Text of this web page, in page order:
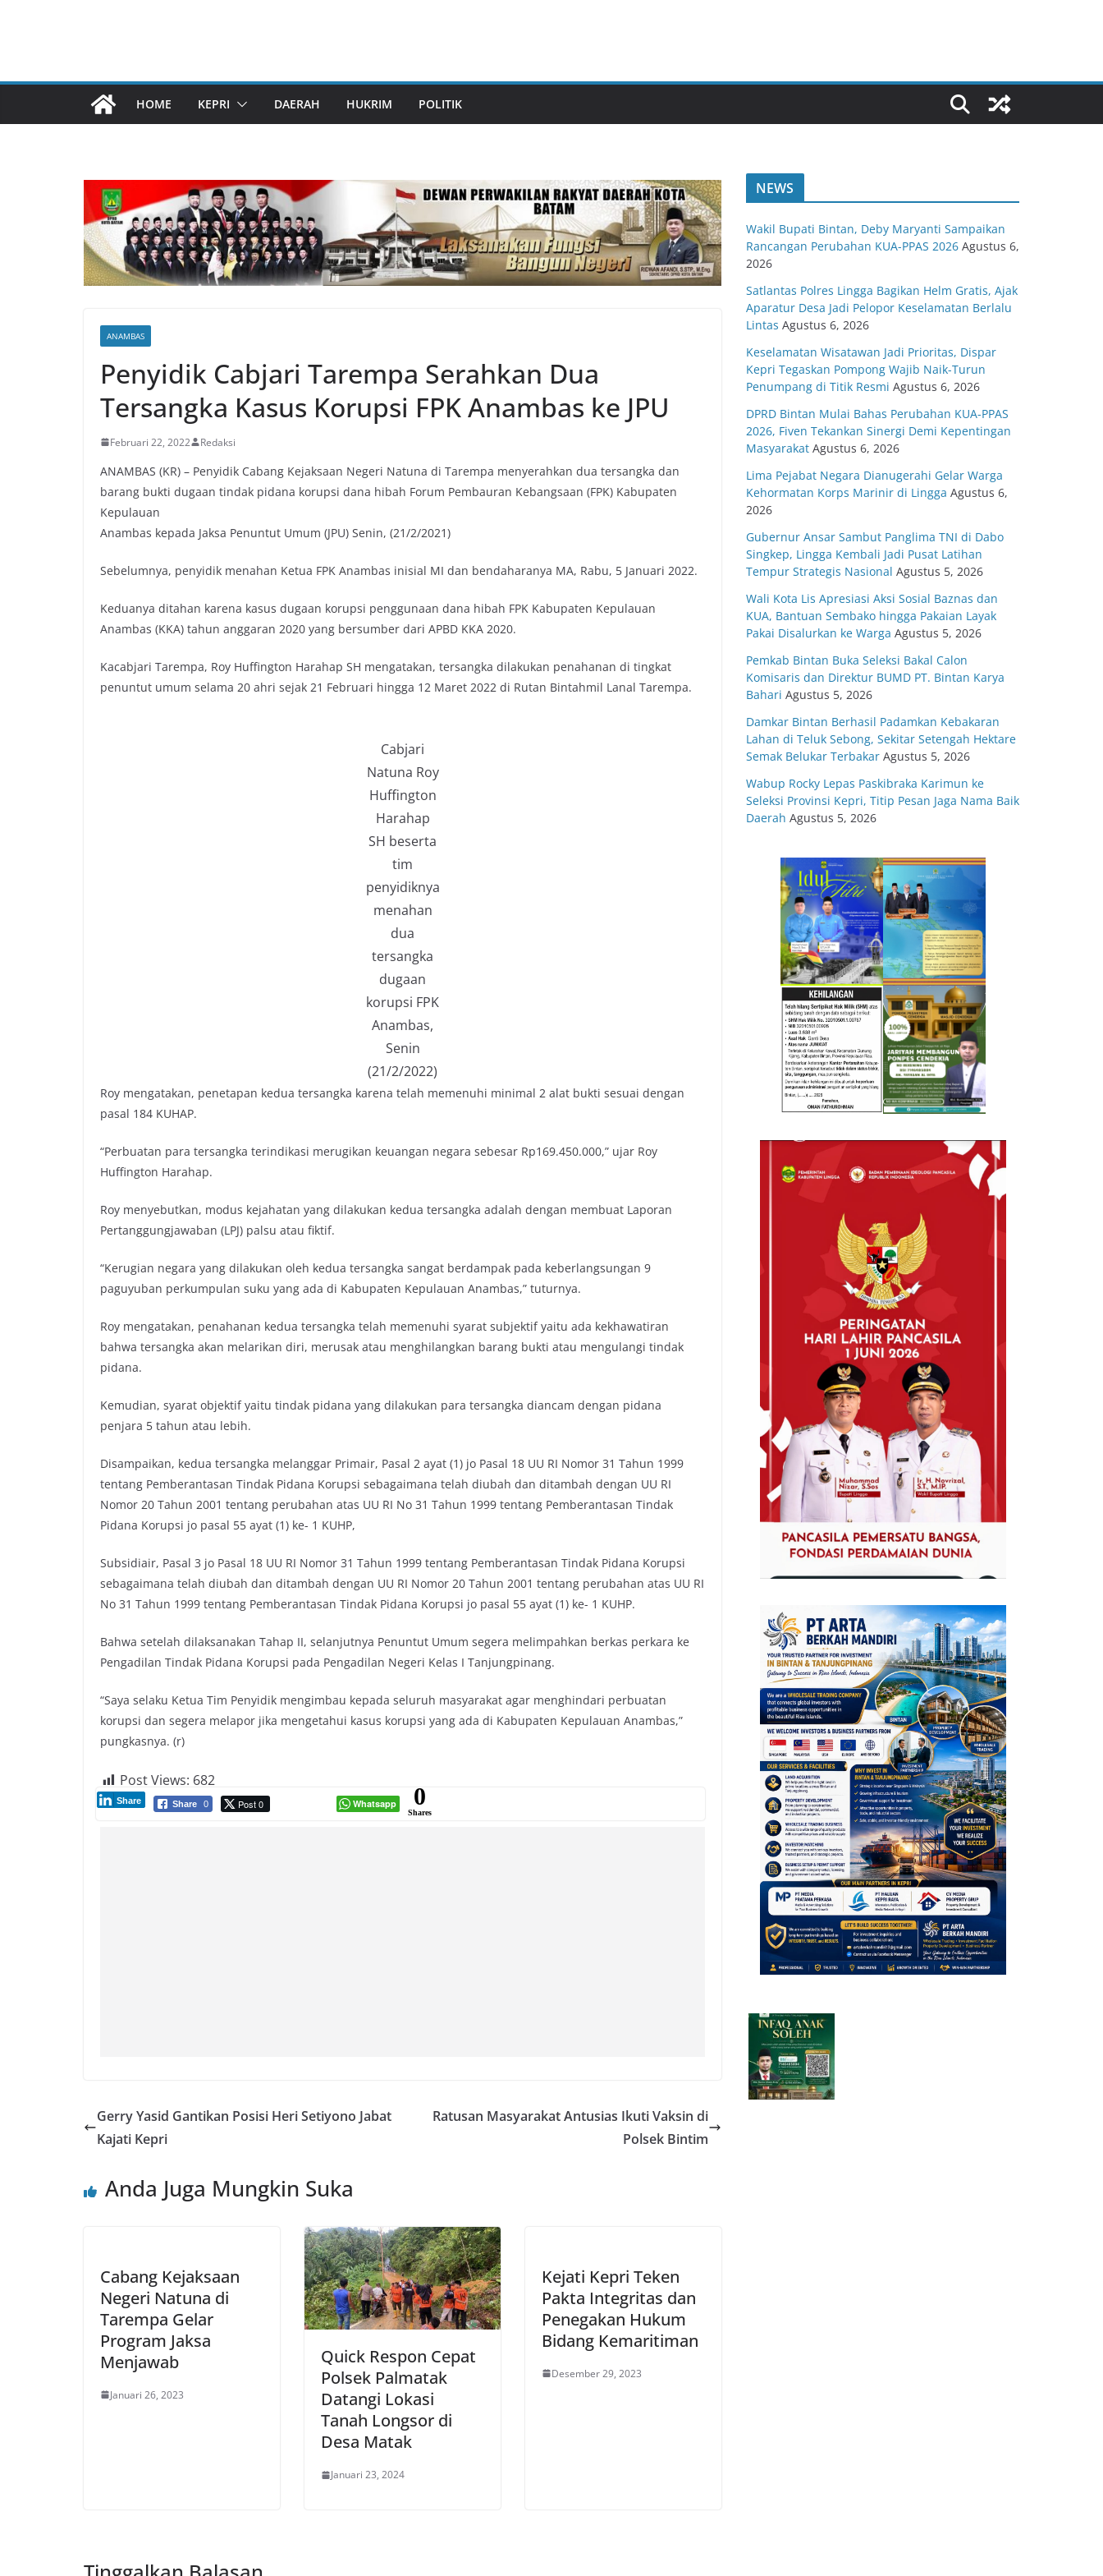
HOME KEPRI DAERAH HUKRIM POLITIK
ANAMBAS
Penyidik Cabjari Tarempa Serahkan Dua
Tersangka Kasus Korupsi FPK Anambas ke JPU
Februari 22, 2022 Redaksi
ANAMBAS (KR) – Penyidik Cabang Kejaksaan Negeri Natuna di Tarempa menyerahkan dua tersangka dan
barang bukti dugaan tindak pidana korupsi dana hibah Forum Pembauran Kebangsaan (FPK) Kabupaten
Kepulauan
Anambas kepada Jaksa Penuntut Umum (JPU) Senin, (21/2/2021)
Sebelumnya, penyidik menahan Ketua FPK Anambas inisial MI dan bendaharanya MA, Rabu, 5 Januari 2022.
Keduanya ditahan karena kasus dugaan korupsi penggunaan dana hibah FPK Kabupaten Kepulauan
Anambas (KKA) tahun anggaran 2020 yang bersumber dari APBD KKA 2020.
Kacabjari Tarempa, Roy Huffington Harahap SH mengatakan, tersangka dilakukan penahanan di tingkat
penuntut umum selama 20 ahri sejak 21 Februari hingga 12 Maret 2022 di Rutan Bintahmil Lanal Tarempa.
Cabjari
Natuna Roy
Huffington
Harahap
SH beserta
tim
penyidiknya
menahan
dua
tersangka
dugaan
korupsi FPK
Anambas,
Senin
(21/2/2022)
Roy mengatakan, penetapan kedua tersangka karena telah memenuhi minimal 2 alat bukti sesuai dengan
pasal 184 KUHAP.
“Perbuatan para tersangka terindikasi merugikan keuangan negara sebesar Rp169.450.000,” ujar Roy
Huffington Harahap.
Roy menyebutkan, modus kejahatan yang dilakukan kedua tersangka adalah dengan membuat Laporan
Pertanggungjawaban (LPJ) palsu atau fiktif.
“Kerugian negara yang dilakukan oleh kedua tersangka sangat berdampak pada keberlangsungan 9
paguyuban perkumpulan suku yang ada di Kabupaten Kepulauan Anambas,” tuturnya.
Roy mengatakan, penahanan kedua tersangka telah memenuhi syarat subjektif yaitu ada kekhawatiran
bahwa tersangka akan melarikan diri, merusak atau menghilangkan barang bukti atau mengulangi tindak
pidana.
Kemudian, syarat objektif yaitu tindak pidana yang dilakukan para tersangka diancam dengan pidana
penjara 5 tahun atau lebih.
Disampaikan, kedua tersangka melanggar Primair, Pasal 2 ayat (1) jo Pasal 18 UU RI Nomor 31 Tahun 1999
tentang Pemberantasan Tindak Pidana Korupsi sebagaimana telah diubah dan ditambah dengan UU RI
Nomor 20 Tahun 2001 tentang perubahan atas UU RI No 31 Tahun 1999 tentang Pemberantasan Tindak
Pidana Korupsi jo pasal 55 ayat (1) ke- 1 KUHP,
Subsidiair, Pasal 3 jo Pasal 18 UU RI Nomor 31 Tahun 1999 tentang Pemberantasan Tindak Pidana Korupsi
sebagaimana telah diubah dan ditambah dengan UU RI Nomor 20 Tahun 2001 tentang perubahan atas UU RI
No 31 Tahun 1999 tentang Pemberantasan Tindak Pidana Korupsi jo pasal 55 ayat (1) ke- 1 KUHP.
Bahwa setelah dilaksanakan Tahap II, selanjutnya Penuntut Umum segera melimpahkan berkas perkara ke
Pengadilan Tindak Pidana Korupsi pada Pengadilan Negeri Kelas I Tanjungpinang.
“Saya selaku Ketua Tim Penyidik mengimbau kepada seluruh masyarakat agar menghindari perbuatan
korupsi dan segera melapor jika mengetahui kasus korupsi yang ada di Kabupaten Kepulauan Anambas,”
pungkasnya. (r)
Post Views: 682
Share 0 Post 0
Share Whatsapp 0
Shares
Gerry Yasid Gantikan Posisi Heri Setiyono Jabat
Kajati Kepri
Ratusan Masyarakat Antusias Ikuti Vaksin di
Polsek Bintim
Anda Juga Mungkin Suka
Cabang Kejaksaan
Negeri Natuna di
Tarempa Gelar
Program Jaksa
Menjawab
Januari 26, 2023
Quick Respon Cepat
Polsek Palmatak
Datangi Lokasi
Tanah Longsor di
Desa Matak
Januari 23, 2024
Kejati Kepri Teken
Pakta Integritas dan
Penegakan Hukum
Bidang Kemaritiman
Desember 29, 2023
NEWS
Wakil Bupati Bintan, Deby Maryanti Sampaikan
Rancangan Perubahan KUA-PPAS 2026 Agustus 6,
2026
Satlantas Polres Lingga Bagikan Helm Gratis, Ajak
Aparatur Desa Jadi Pelopor Keselamatan Berlalu
Lintas Agustus 6, 2026
Keselamatan Wisatawan Jadi Prioritas, Dispar
Kepri Tegaskan Pompong Wajib Naik-Turun
Penumpang di Titik Resmi Agustus 6, 2026
DPRD Bintan Mulai Bahas Perubahan KUA-PPAS
2026, Fiven Tekankan Sinergi Demi Kepentingan
Masyarakat Agustus 6, 2026
Lima Pejabat Negara Dianugerahi Gelar Warga
Kehormatan Korps Marinir di Lingga Agustus 6,
2026
Gubernur Ansar Sambut Panglima TNI di Dabo
Singkep, Lingga Kembali Jadi Pusat Latihan
Tempur Strategis Nasional Agustus 5, 2026
Wali Kota Lis Apresiasi Aksi Sosial Baznas dan
KUA, Bantuan Sembako hingga Pakaian Layak
Pakai Disalurkan ke Warga Agustus 5, 2026
Pemkab Bintan Buka Seleksi Bakal Calon
Komisaris dan Direktur BUMD PT. Bintan Karya
Bahari Agustus 5, 2026
Damkar Bintan Berhasil Padamkan Kebakaran
Lahan di Teluk Sebong, Sekitar Setengah Hektare
Semak Belukar Terbakar Agustus 5, 2026
Wabup Rocky Lepas Paskibraka Karimun ke
Seleksi Provinsi Kepri, Titip Pesan Jaga Nama Baik
Daerah Agustus 5, 2026